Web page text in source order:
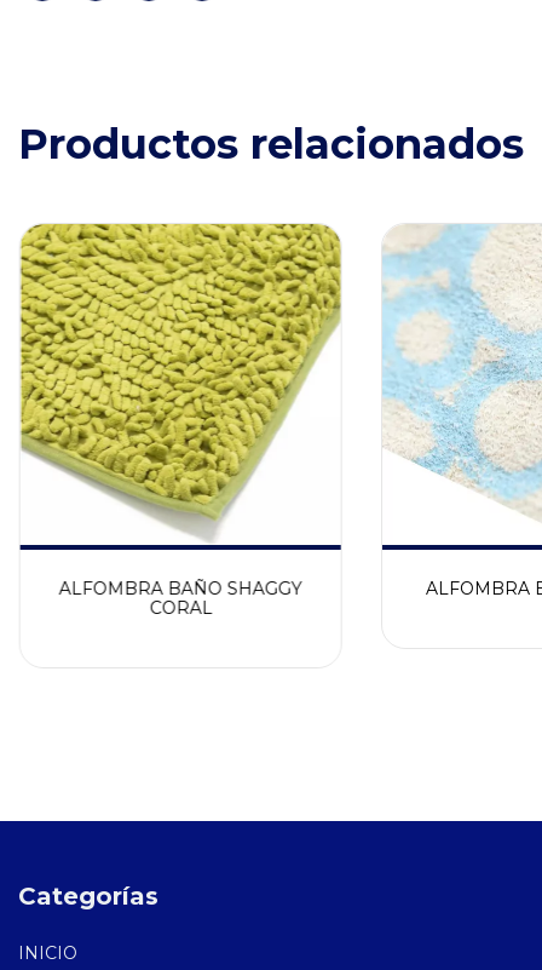
Productos relacionados
ALFOMBRA BAÑO SHAGGY
CORAL
ALFOMBRA
Categorías
INICIO